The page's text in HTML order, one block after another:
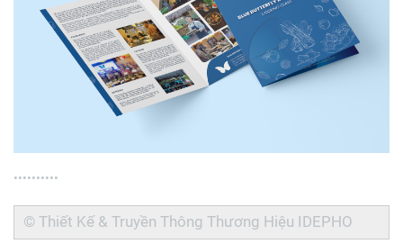
••••••••••
© Thiết Kế & Truyền Thông Thương Hiệu IDEPHO